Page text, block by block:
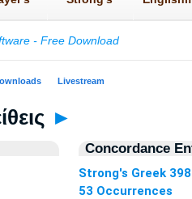
►
Concordance
Strong's Greek
53 Occurrences